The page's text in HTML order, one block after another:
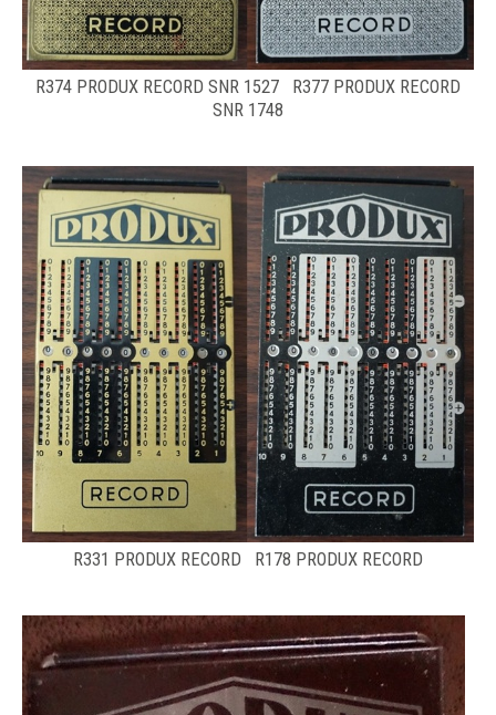
R374 PRODUX RECORD SNR 1527 R377 PRODUX RECORD
SNR 1748
R331 PRODUX RECORD R178 PRODUX RECORD